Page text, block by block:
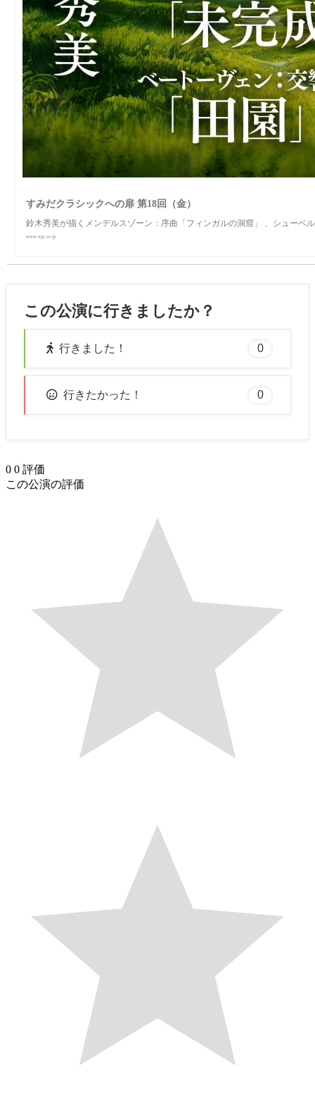
すみだクラシックへの扉 第18回（金）
鈴木秀美が描くメンデルスゾーン：序曲「フィンガルの洞窟」 、シューベ
www.njp.or.jp
この公演に行きましたか？
行きました！ 0
行きたかった！ 0
0 0 評価
この公演の評価